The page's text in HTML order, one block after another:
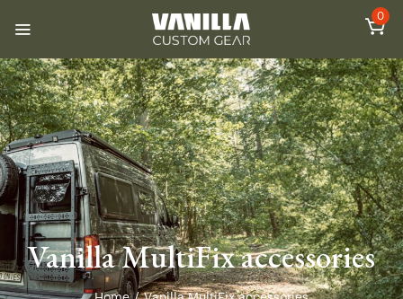
0
Vanilla MultiFix accessories